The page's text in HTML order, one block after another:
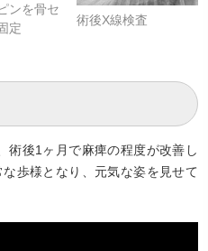
ンを骨セ
定
術後X線検査
術後1ヶ月で麻痺の程度が改善し
歩様となり、元気な姿を見せて